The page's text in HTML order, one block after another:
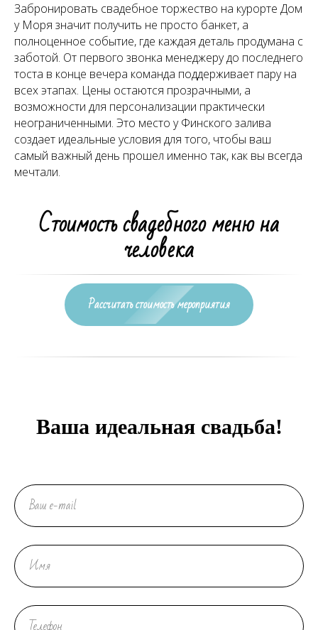
Забронировать свадебное торжество на курорте Дом
у Моря значит получить не просто банкет, а
полноценное событие, где каждая деталь продумана с
заботой. От первого звонка менеджеру до последнего
тоста в конце вечера команда поддерживает пару на
всех этапах. Цены остаются прозрачными, а
возможности для персонализации практически
неограниченными. Это место у Финского залива
создает идеальные условия для того, чтобы ваш
самый важный день прошел именно так, как вы всегда
мечтали.
Стоимость свадебного меню на
человека
Рассчитать стоимость мероприятия
Ваша идеальная свадьба!